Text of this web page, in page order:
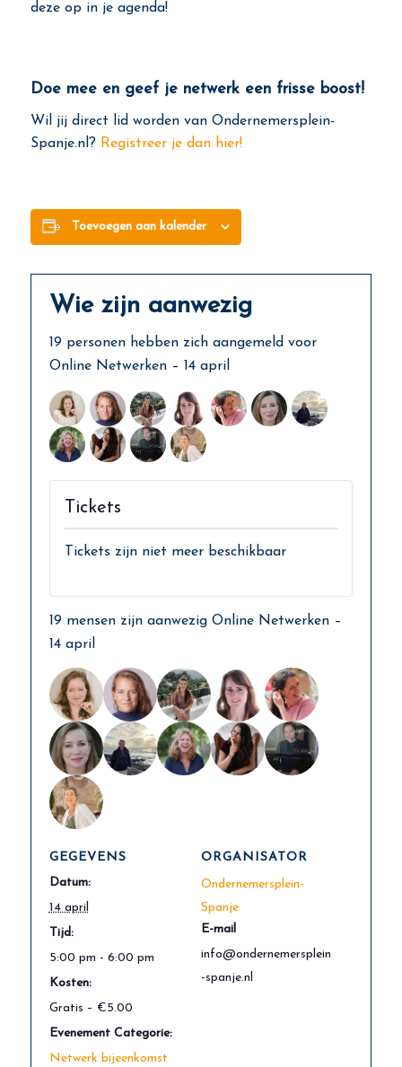
deze op in je agenda!
Doe mee en geef je netwerk een frisse boost!
Wil jij direct lid worden van Ondernemersplein-
Spanje.nl? Registreer je dan hier!
Toevoegen aan kalender
Wie zijn aanwezig
19 personen hebben zich aangemeld voor
Online Netwerken – 14 april
Tickets
Tickets zijn niet meer beschikbaar
19 mensen zijn aanwezig Online Netwerken –
14 april
GEGEVENS
Datum:
14 april
Tijd:
5:00 pm - 6:00 pm
Kosten:
Gratis – €5.00
Evenement Categorie:
Netwerk bijeenkomst
ORGANISATOR
Ondernemersplein-
Spanje
E-mail
info@ondernemersplein
-spanje.nl